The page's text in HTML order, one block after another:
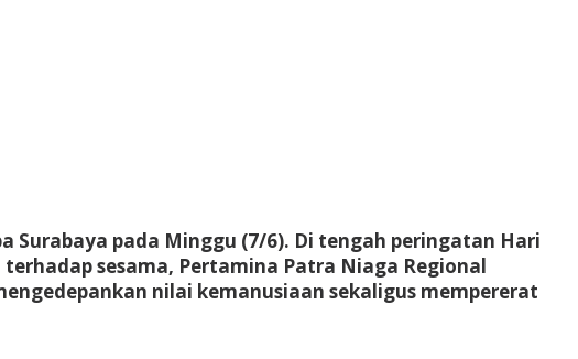
Surabaya pada Minggu (7/6). Di tengah peringatan Hari
sesama, Pertamina Patra Niaga Regional
nilai kemanusiaan sekaligus mempererat